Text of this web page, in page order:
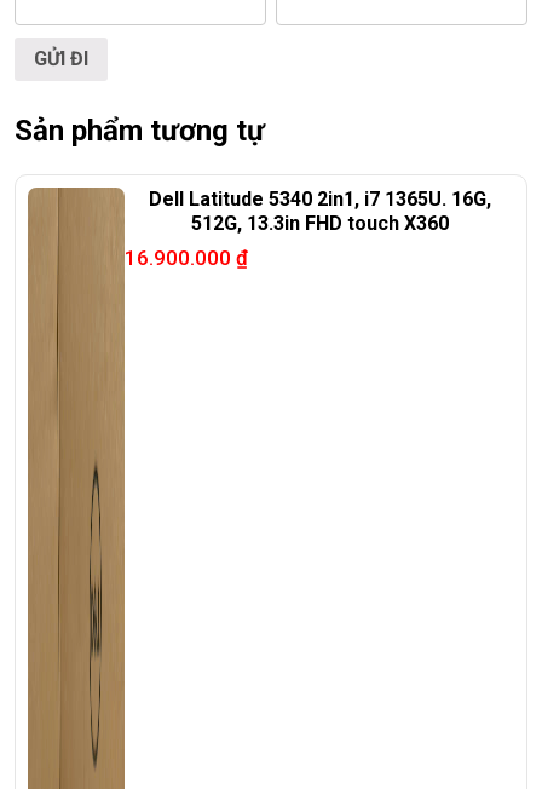
Web:https://laptoptrieuphat.com
check! >>>
Sản phẩm tương tự
Dell Latitude 5340 2in1, i7 1365U. 16G,
512G, 13.3in FHD touch X360
16.900.000 ₫